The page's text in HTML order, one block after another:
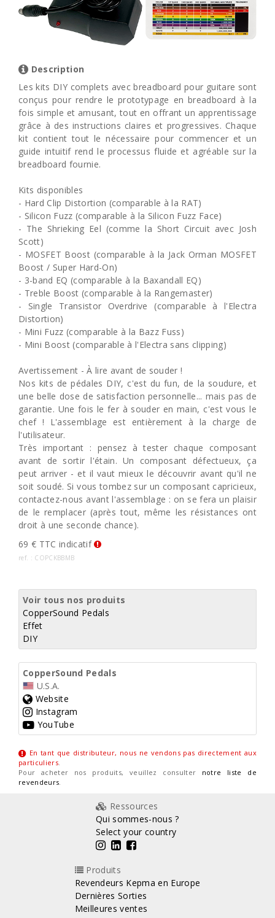
Description
Les kits DIY complets avec breadboard pour guitare sont
conçus pour rendre le prototypage en breadboard à la
fois simple et amusant, tout en offrant un apprentissage
grâce à des instructions claires et progressives. Chaque
kit contient tout le nécessaire pour commencer et un
guide intuitif rend le processus fluide et agréable sur la
breadboard fournie.
Kits disponibles
- Hard Clip Distortion (comparable à la RAT)
- Silicon Fuzz (comparable à la Silicon Fuzz Face)
- The Shrieking Eel (comme la Short Circuit avec Josh
Scott)
- MOSFET Boost (comparable à la Jack Orman MOSFET
Boost / Super Hard-On)
- 3-band EQ (comparable à la Baxandall EQ)
- Treble Boost (comparable à la Rangemaster)
- Single Transistor Overdrive (comparable à l'Electra
Distortion)
- Mini Fuzz (comparable à la Bazz Fuss)
- Mini Boost (comparable à l'Electra sans clipping)
Avertissement - À lire avant de souder !
Nos kits de pédales DIY, c'est du fun, de la soudure, et
une belle dose de satisfaction personnelle... mais pas de
garantie. Une fois le fer à souder en main, c'est vous le
chef ! L'assemblage est entièrement à la charge de
l'utilisateur.
Très important : pensez à tester chaque composant
avant de sortir l'étain. Un composant défectueux, ça
peut arriver - et il vaut mieux le découvrir avant qu'il ne
soit soudé. Si vous tombez sur un composant capricieux,
contactez-nous avant l'assemblage : on se fera un plaisir
de le remplacer (après tout, même les résistances ont
droit à une seconde chance).
69 € TTC indicatif
ref. : COPCKBBMB
Voir tous nos produits
CopperSound Pedals
Effet
DIY
CopperSound Pedals
U.S.A.
Website
Instagram
YouTube
En tant que distributeur, nous ne vendons pas directement aux
particuliers.
Pour acheter nos produits, veuillez consulter notre liste de
revendeurs.
Ressources
Qui sommes-nous ?
Select your country
Produits
Revendeurs Kepma en Europe
Dernières Sorties
Meilleures ventes